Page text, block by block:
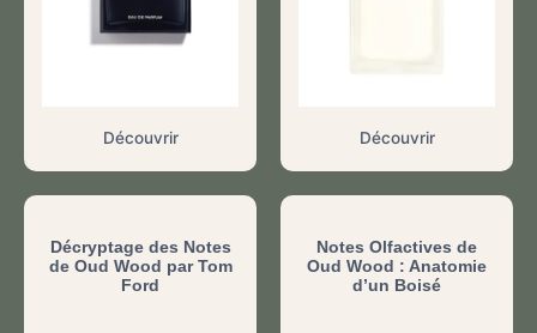
Découvrir Découvrir
Décryptage des Notes
de Oud Wood par Tom
Ford
Notes Olfactives de
Oud Wood : Anatomie
d’un Boisé